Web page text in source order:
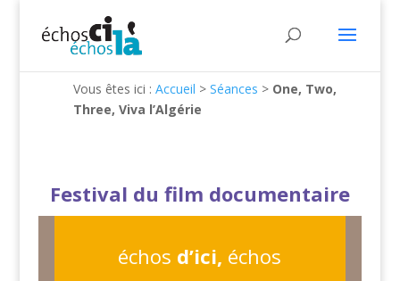
Vous êtes ici :Accueil >Séances > One, Two,
Three, Viva l’Algérie
Festival du film documentaire
échos d’ici, échos